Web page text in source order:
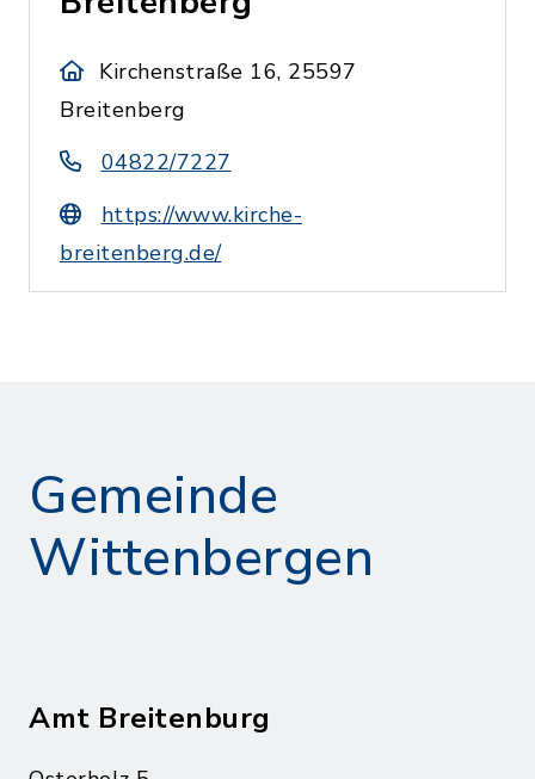
Kirchenstraße 16, 25597
Breitenberg
04822/7227
https://www.kirche-
breitenberg.de/
Gemeinde
Wittenbergen
Amt Breitenburg